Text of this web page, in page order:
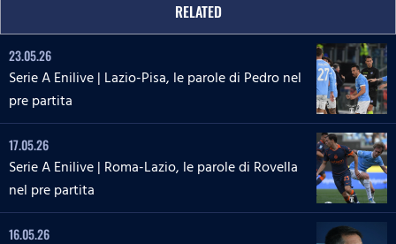
RELATED
23.05.26
Serie A Enilive | Lazio-Pisa, le parole di Pedro nel
pre partita
17.05.26
Serie A Enilive | Roma-Lazio, le parole di Rovella
nel pre partita
16.05.26